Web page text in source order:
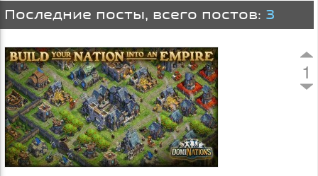
Последние посты, всего постов: 3
1